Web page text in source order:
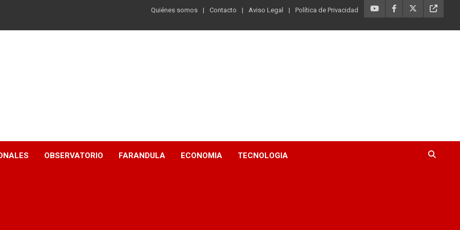
Quiénes somos Contacto Aviso Legal Política de Privacidad
OBSERVATORIO FARANDULA ECONOMIA TECNOLOGIA